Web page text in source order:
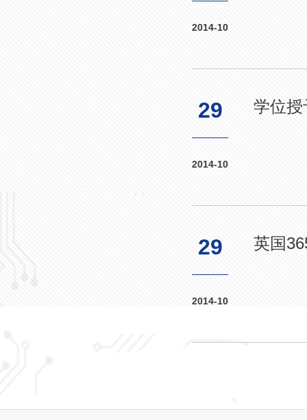
2014-10
29
2014-10
学位
29
2014-10
英国